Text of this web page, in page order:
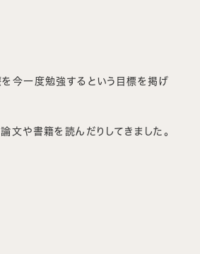
今一度勉強するという目標を掲げ
文や書籍を読んだりしてきました。